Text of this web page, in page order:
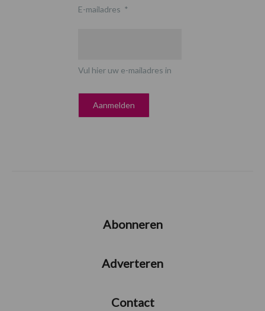
E-mailadres *
Vul hier uw e-mailadres in
Abonneren
Adverteren
Contact